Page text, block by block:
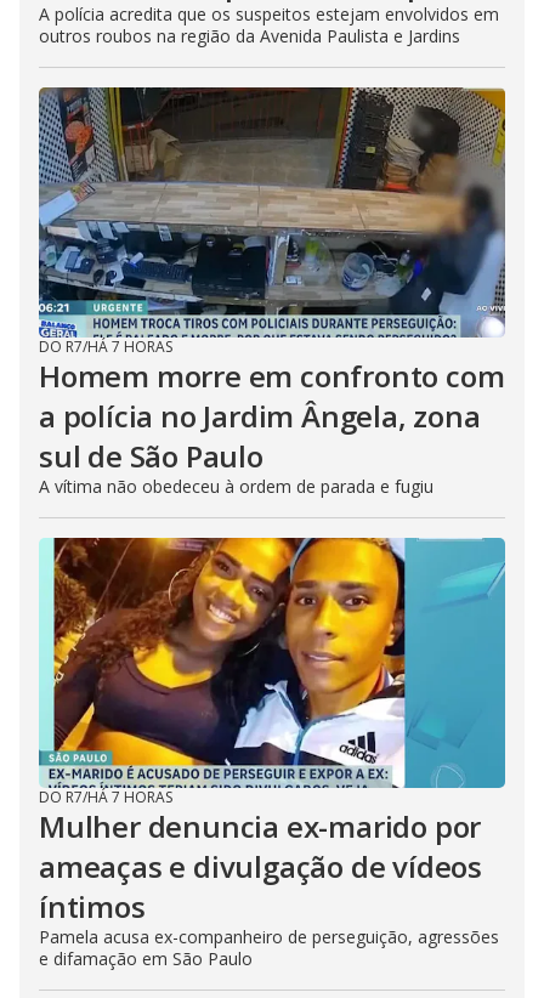
A polícia acredita que os suspeitos estejam envolvidos em
outros roubos na região da Avenida Paulista e Jardins
DO R7/HÁ 7 HORAS
Homem morre em confronto com
a polícia no Jardim Ângela, zona
sul de São Paulo
A vítima não obedeceu à ordem de parada e fugiu
DO R7/HÁ 7 HORAS
Mulher denuncia ex-marido por
ameaças e divulgação de vídeos
íntimos
Pamela acusa ex-companheiro de perseguição, agressões
e difamação em São Paulo